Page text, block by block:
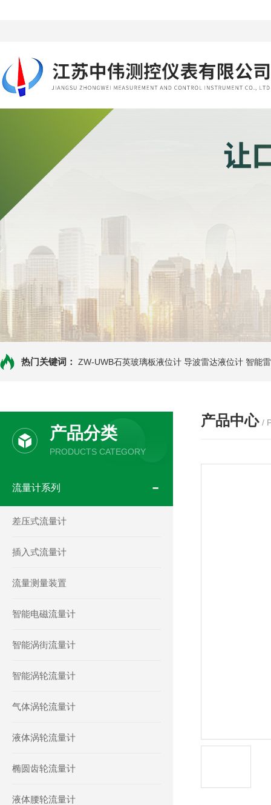
热门关键词： ZW-UWB石英玻璃板液位计 导波雷达液位计 智能
产品分类
PRODUCTS CATEGORY
流量计系列
差压式流量计
插入式流量计
流量测量装置
智能电磁流量计
智能涡街流量计
智能涡轮流量计
气体涡轮流量计
液体涡轮流量计
椭圆齿轮流量计
液体腰轮流量计
产品中心 /